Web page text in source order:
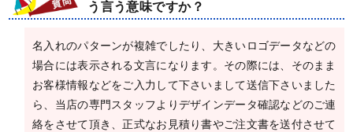
う言う意味ですか？
名入れのパターンが複雑でしたり、大きいロゴデータなどの
場合には表示される文言になります。その際には、そのまま
お客様情報などをご入力して下さいまして送信下さいました
ら、当店の専門スタッフよりデザインデータ確認などのご連
絡をさせて頂き、正式なお見積り書やご注文書を送付させて